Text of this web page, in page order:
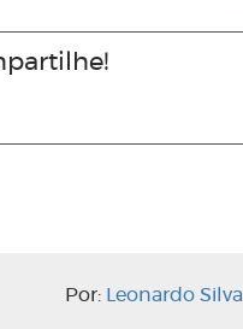
Por: Leonardo Silva